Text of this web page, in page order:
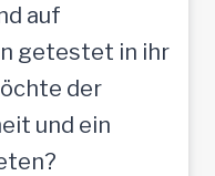
auf
getestet in ihr
der
und ein